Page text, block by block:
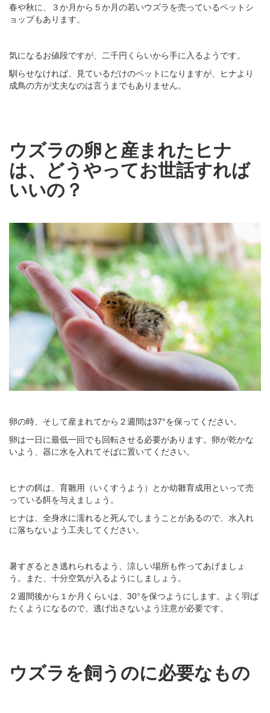
春や秋に、３か月から５か月の若いウズラを売っているペットシ
ョップもあります。
気になるお値段ですが、二千円くらいから手に入るようです。
馴らせなければ、見ているだけのペットになりますが、ヒナより
成鳥の方が丈夫なのは言うまでもありません。
ウズラの卵と産まれたヒナ
は、どうやってお世話すれば
いいの？
卵の時、そして産まれてから２週間は37°を保ってください。
卵は一日に最低一回でも回転させる必要があります。卵が乾かな
いよう、器に水を入れてそばに置いてください。
ヒナの餌は、育雛用（いくすうよう）とか幼雛育成用といって売
っている餌を与えましょう。
ヒナは、全身水に濡れると死んでしまうことがあるので、水入れ
に落ちないよう工夫してください。
暑すぎるとき逃れられるよう、涼しい場所も作ってあげましょ
う。また、十分空気が入るようにしましょう。
２週間後から１か月くらいは、30°を保つようにします。よく羽ば
たくようになるので、逃げ出さないよう注意が必要です。
ウズラを飼うのに必要なもの